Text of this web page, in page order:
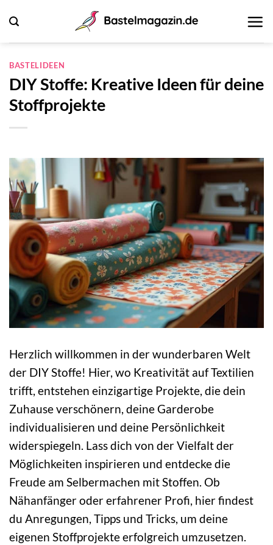
Inhalt
springen
BASTELIDEEN
DIY Stoffe: Kreative Ideen für deine
Stoffprojekte
Herzlich willkommen in der wunderbaren Welt
der DIY Stoffe! Hier, wo Kreativität auf Textilien
trifft, entstehen einzigartige Projekte, die dein
Zuhause verschönern, deine Garderobe
individualisieren und deine Persönlichkeit
widerspiegeln. Lass dich von der Vielfalt der
Möglichkeiten inspirieren und entdecke die
Freude am Selbermachen mit Stoffen. Ob
Nähanfänger oder erfahrener Profi, hier findest
du Anregungen, Tipps und Tricks, um deine
eigenen Stoffprojekte erfolgreich umzusetzen.